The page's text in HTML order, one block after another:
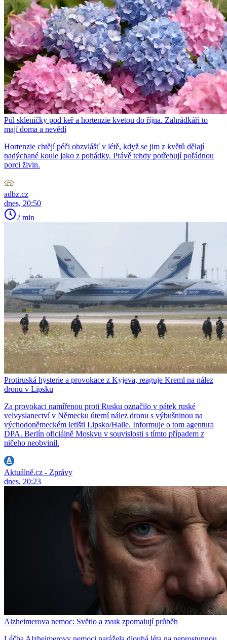
Půl skleničky pod keř a hortenzie kvetou do října. Zahrádkáři to
mají doma a nevědí
Hortenzie chtějí péči obzvlášť v létě, když se jim z květů dělají
nadýchané koule jako z pohádky. Právě tehdy potřebují pořádnou
porci živin.
adbz.cz
dnes, 20:50
2 min
Protiruská hysterie a provokace z Kyjeva, reaguje Kreml na nález
dronu v Lipsku
Za provokaci namířenou proti Rusku označilo v pátek ruské
velvyslanectví v Německu úterní nález dronu s výbušninou na
východoněmeckém letišti Lipsko/Halle. Informuje o tom agentura
DPA. Berlín oficiálně Moskvu v souvislosti s tímto případem z
ničeho neobvinil.
Aktuálně.cz - Zprávy
dnes, 20:23
Alzheimerova nemoc: Světlo a zvuk zpomalují průběh